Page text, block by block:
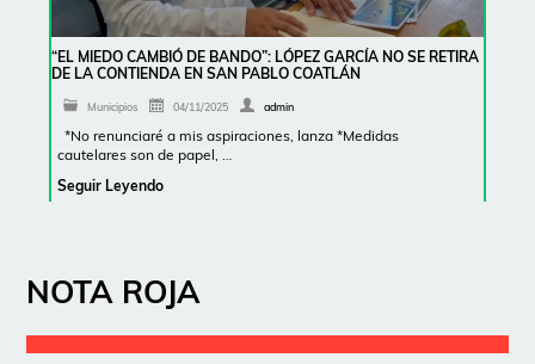
“EL MIEDO CAMBIÓ DE BANDO”: LÓPEZ GARCÍA NO SE RETIRA
DE LA CONTIENDA EN SAN PABLO COATLÁN
Municipios 04/11/2025 admin
*No renunciaré a mis aspiraciones, lanza *Medidas
cautelares son de papel, …
Seguir Leyendo
NOTA ROJA